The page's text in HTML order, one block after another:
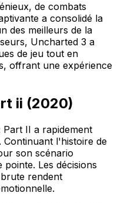
de combats
a consolidé la
des meilleurs de la
Uncharted 3 a
de jeu tout en
offrant une expérience
ii (2020)
Part II a rapidement
Continuant l'histoire de
son scénario
pointe. Les décisions
rendent